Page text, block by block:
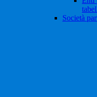
Società